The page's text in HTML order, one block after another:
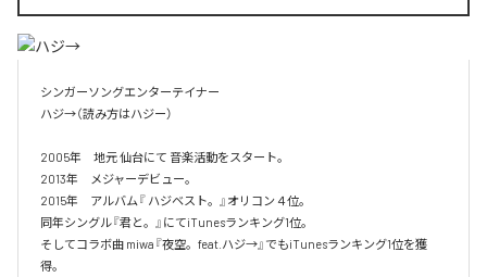
シンガーソングエンターテイナー
ハジ→（読み方はハジー）
2005年　地元 仙台にて 音楽活動をスタート。
2013年　メジャーデビュー。
2015年　アルバム『 ハジベスト。』オリコン４位。
同年シングル『君と。』にてiTunesランキング1位。
そしてコラボ曲 miwa『夜空。feat.ハジ→』でもiTunesランキング1位を獲
得。